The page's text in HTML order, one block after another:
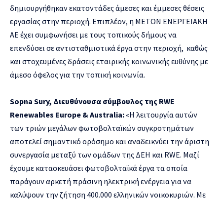
δημιουργήθηκαν εκατοντάδες άμεσες και έμμεσες θέσεις
εργασίας στην περιοχή. Επιπλέον, η ΜΕΤΩΝ ΕΝΕΡΓΕΙΑΚΗ
ΑΕ έχει συμφωνήσει με τους τοπικούς δήμους να
επενδύσει σε αντισταθμιστικά έργα στην περιοχή, καθώς
και στοχευμένες δράσεις εταιρικής κοινωνικής ευθύνης με
άμεσο όφελος για την τοπική κοινωνία.
Sopna Sury, Διευθύνουσα σύμβουλος της RWE
Renewables Europe & Australia: «Η λειτουργία αυτών
των τριών μεγάλων φωτοβολταϊκών συγκροτημάτων
αποτελεί σημαντικό ορόσημο και αναδεικνύει την άριστη
συνεργασία μεταξύ των ομάδων της ΔΕΗ και RWE. Μαζί
έχουμε κατασκευάσει φωτοβολταϊκά έργα τα οποία
παράγουν αρκετή πράσινη ηλεκτρική ενέργεια για να
καλύψουν την ζήτηση 400.000 ελληνικών νοικοκυριών. Με